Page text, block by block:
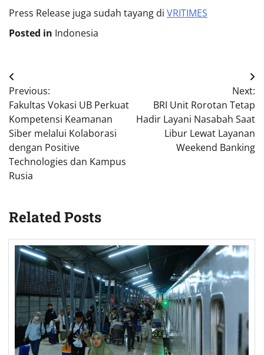
Press Release juga sudah tayang di VRITIMES
Posted in Indonesia
Post
navigation
Previous:
Fakultas Vokasi UB Perkuat
Kompetensi Keamanan
Siber melalui Kolaborasi
dengan Positive
Technologies dan Kampus
Rusia
Next:
BRI Unit Rorotan Tetap
Hadir Layani Nasabah Saat
Libur Lewat Layanan
Weekend Banking
Related Posts